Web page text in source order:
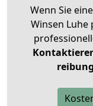
Wenn Sie
Winsen Luhe